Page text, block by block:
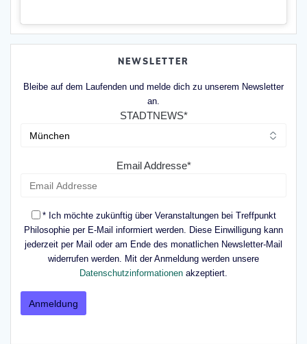
NEWSLETTER
Bleibe auf dem Laufenden und melde dich zu unserem Newsletter
an.
STADTNEWS*
Email Addresse*
* Ich möchte zukünftig über Veranstaltungen bei Treffpunkt
Philosophie per E-Mail informiert werden. Diese Einwilligung kann
jederzeit per Mail oder am Ende des monatlichen Newsletter-Mail
widerrufen werden. Mit der Anmeldung werden unsere
Datenschutzinformationen akzeptiert.